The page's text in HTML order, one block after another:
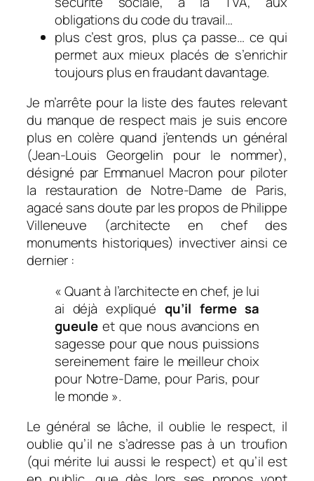
obligations du code du travail…
plus c’est gros, plus ça passe… ce qui
permet aux mieux placés de s’enrichir
toujours plus en fraudant davantage.
Je m’arrête pour la liste des fautes relevant
du manque de respect mais je suis encore
plus en colère quand j’entends un général
(Jean-Louis Georgelin pour le nommer),
désigné par Emmanuel Macron pour piloter
la restauration de Notre-Dame de Paris,
agacé sans doute par les propos de Philippe
Villeneuve (architecte en chef des
monuments historiques) invectiver ainsi ce
dernier :
« Quant à l’architecte en chef, je lui
ai déjà expliqué qu’il ferme sa
gueuleet que nous avancions en
sagesse pour que nous puissions
sereinement faire le meilleur choix
pour Notre-Dame, pour Paris, pour
le monde ».
Le général se lâche, il oublie le respect, il
oublie qu’il ne s’adresse pas à un troufion
(qui mérite lui aussi le respect) et qu’il est